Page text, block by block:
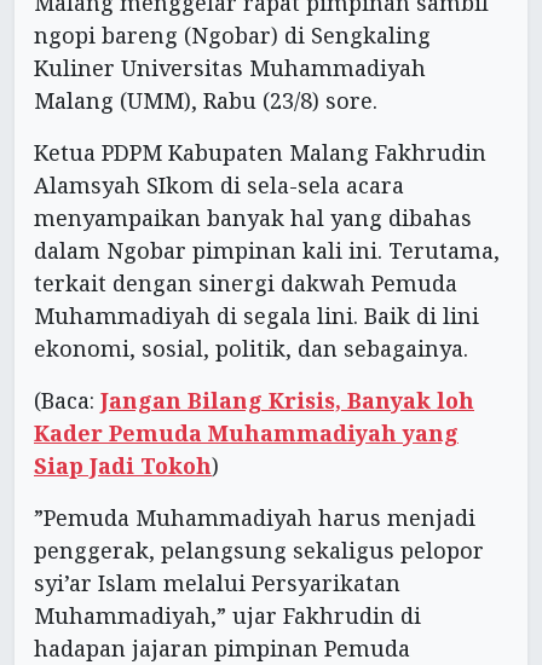
ngopi bareng (Ngobar) di Sengkaling
Kuliner Universitas Muhammadiyah
Malang (UMM), Rabu (23/8) sore.
Ketua PDPM Kabupaten Malang Fakhrudin
Alamsyah SIkom di sela-sela acara
menyampaikan banyak hal yang dibahas
dalam Ngobar pimpinan kali ini. Terutama,
terkait dengan sinergi dakwah Pemuda
Muhammadiyah di segala lini. Baik di lini
ekonomi, sosial, politik, dan sebagainya.
(Baca: Jangan Bilang Krisis, Banyak loh
Kader Pemuda Muhammadiyah yang
Siap Jadi Tokoh)
”Pemuda Muhammadiyah harus menjadi
penggerak, pelangsung sekaligus pelopor
syi’ar Islam melalui Persyarikatan
Muhammadiyah,” ujar Fakhrudin di
hadapan jajaran pimpinan Pemuda